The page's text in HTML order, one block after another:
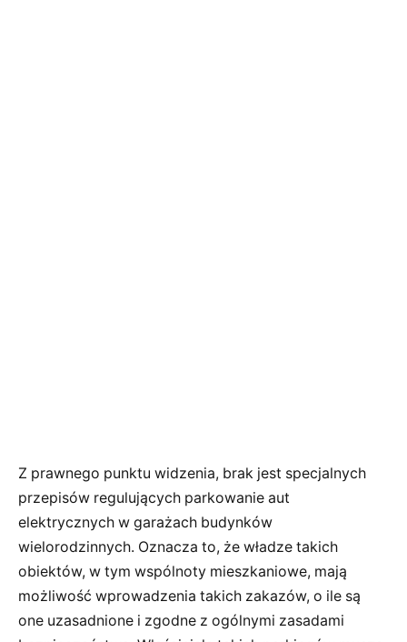
Z prawnego punktu widzenia, brak jest specjalnych
przepisów regulujących parkowanie aut
elektrycznych w garażach budynków
wielorodzinnych. Oznacza to, że władze takich
obiektów, w tym wspólnoty mieszkaniowe, mają
możliwość wprowadzenia takich zakazów, o ile są
one uzasadnione i zgodne z ogólnymi zasadami